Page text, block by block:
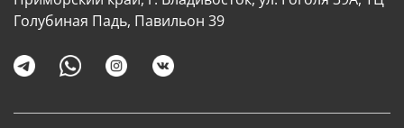
Голубиная Падь, Павильон 39